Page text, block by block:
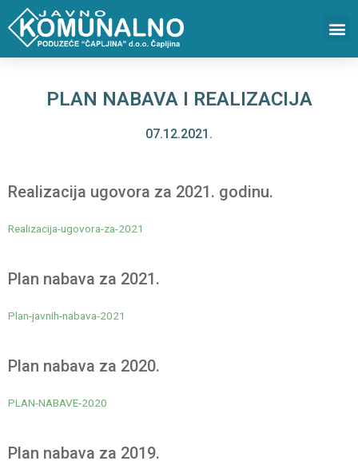
PLAN NABAVA I REALIZACIJA
07.12.2021.
Realizacija ugovora za 2021. godinu.
Realizacija-ugovora-za-2021
Plan nabava za 2021.
Plan-javnih-nabava-2021
Plan nabava za 2020.
PLAN-NABAVE-2020
Plan nabava za 2019.